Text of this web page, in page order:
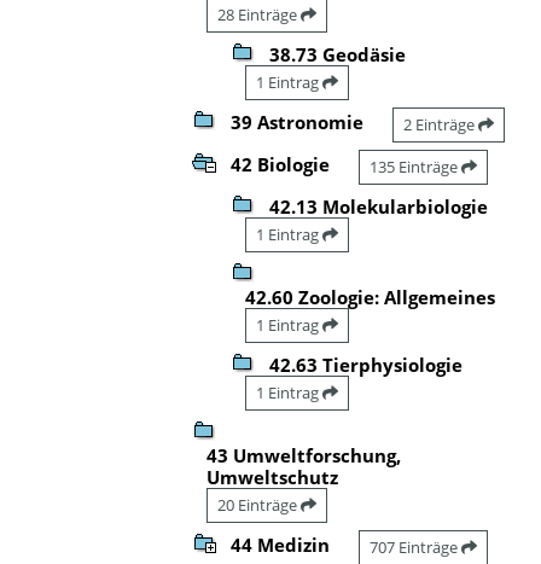
28 Einträge
38.73 Geodäsie
1 Eintrag
39 Astronomie 2 Einträge
42 Biologie 135 Einträge
42.13 Molekularbiologie
1 Eintrag
42.60 Zoologie: Allgemeines
1 Eintrag
42.63 Tierphysiologie
1 Eintrag
43 Umweltforschung,
Umweltschutz
20 Einträge
44 Medizin 707 Einträge